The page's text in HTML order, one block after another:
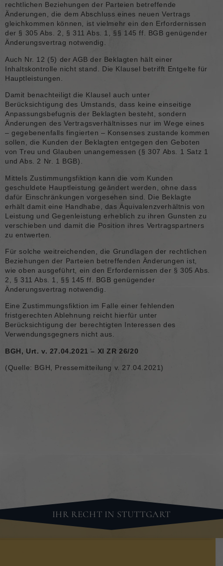
rechtlichen Beziehungen der Parteien betreffende
Änderungen, die dem Abschluss eines neuen Vertrags
gleichkommen können, ist vielmehr ein den Erfordernissen
der § 305 Abs. 2, § 311 Abs. 1, §§ 145 ff. BGB genügender
Änderungsvertrag notwendig.
Auch Nr. 12 (5) der AGB der Beklagten hält einer
Inhaltskontrolle nicht stand. Die Klausel betrifft Entgelte für
Hauptleistungen.
Damit benachteiligt die Klausel auch unter
Berücksichtigung des Umstands, dass keine einseitige
Anpassungsbefugnis der Beklagten besteht, sondern
Änderungen des Vertragsverhältnisses nur im Wege eines
– gegebenenfalls fingierten – Konsenses zustande kommen
sollen, die Kunden der Beklagten entgegen den Geboten
von Treu und Glauben unangemessen (§ 307 Abs. 1 Satz 1
und Abs. 2 Nr. 1 BGB).
Mittels Zustimmungsfiktion kann die vom Kunden
geschuldete Hauptleistung geändert werden, ohne dass
dafür Einschränkungen vorgesehen sind. Die Beklagte
erhält damit eine Handhabe, das Äquivalenzverhältnis von
Leistung und Gegenleistung erheblich zu ihren Gunsten zu
verschieben und damit die Position ihres Vertragspartners
zu entwerten.
Für solche weitreichenden, die Grundlagen der rechtlichen
Beziehungen der Parteien betreffenden Änderungen ist,
wie oben ausgeführt, ein den Erfordernissen der § 305 Abs.
2, § 311 Abs. 1, §§ 145 ff. BGB genügender
Änderungsvertrag notwendig.
Eine Zustimmungsfiktion im Falle einer fehlenden
fristgerechten Ablehnung reicht hierfür unter
Berücksichtigung der berechtigten Interessen des
Verwendungsgegners nicht aus.
BGH, Urt. v. 27.04.2021 – XI ZR 26/20
(Quelle: BGH, Pressemitteilung v. 27.04.2021)
IHR RECHT IN STUTTGART